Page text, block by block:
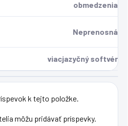
obmedzenia
Neprenosná
viacjazyčný softvér
k tejto položke.
môžu pridávať príspevky.